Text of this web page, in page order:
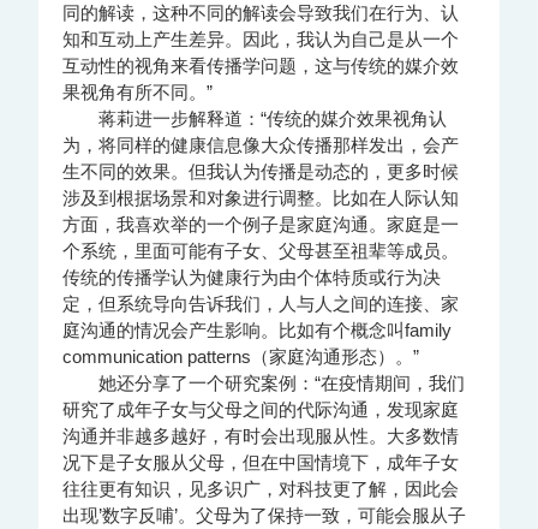
同的解读，这种不同的解读会导致我们在行为、认
知和互动上产生差异。因此，我认为自己是从一个
互动性的视角来看传播学问题，这与传统的媒介效
果视角有所不同。”
蒋莉进一步解释道：“传统的媒介效果视角认
为，将同样的健康信息像大众传播那样发出，会产
生不同的效果。但我认为传播是动态的，更多时候
涉及到根据场景和对象进行调整。比如在人际认知
方面，我喜欢举的一个例子是家庭沟通。家庭是一
个系统，里面可能有子女、父母甚至祖辈等成员。
传统的传播学认为健康行为由个体特质或行为决
定，但系统导向告诉我们，人与人之间的连接、家
庭沟通的情况会产生影响。比如有个概念叫family
communication patterns（家庭沟通形态）。”
她还分享了一个研究案例：“在疫情期间，我们
研究了成年子女与父母之间的代际沟通，发现家庭
沟通并非越多越好，有时会出现服从性。大多数情
况下是子女服从父母，但在中国情境下，成年子女
往往更有知识，见多识广，对科技更了解，因此会
出现’数字反哺’。父母为了保持一致，可能会服从子